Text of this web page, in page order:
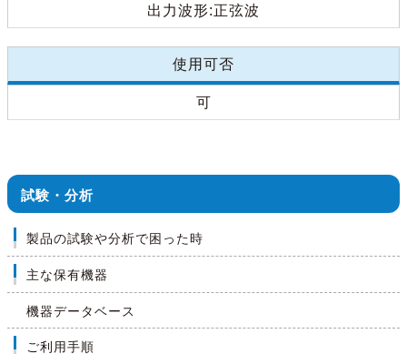
出力波形:正弦波
使用可否
可
試験・分析
製品の試験や分析で困った時
主な保有機器
機器データベース
ご利用手順